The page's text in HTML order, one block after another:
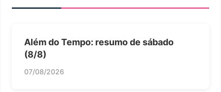
Além do Tempo: resumo de sábado
(8/8)
07/08/2026